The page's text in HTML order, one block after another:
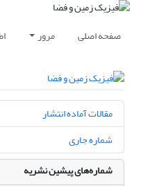
صفحه اصلی مرور
مقالات آماده انتشار
شماره جاری
شماره‌های پیشین نشریه